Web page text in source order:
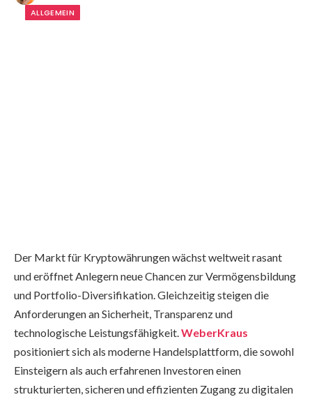
ALLGEMEIN
Der Markt für Kryptowährungen wächst weltweit rasant
und eröffnet Anlegern neue Chancen zur Vermögensbildung
und Portfolio-Diversifikation. Gleichzeitig steigen die
Anforderungen an Sicherheit, Transparenz und
technologische Leistungsfähigkeit. WeberKraus
positioniert sich als moderne Handelsplattform, die sowohl
Einsteigern als auch erfahrenen Investoren einen
strukturierten, sicheren und effizienten Zugang zu digitalen